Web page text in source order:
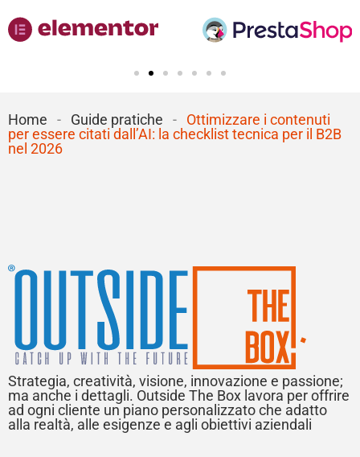
Home - Guide pratiche -
Ottimizzare i contenuti
per essere citati dall’AI: la checklist tecnica per il B2B
nel 2026
Strategia, creatività, visione, innovazione e passione;
ma anche i dettagli. Outside The Box lavora per offrire
ad ogni cliente un piano personalizzato che adatto
alla realtà, alle esigenze e agli obiettivi aziendali